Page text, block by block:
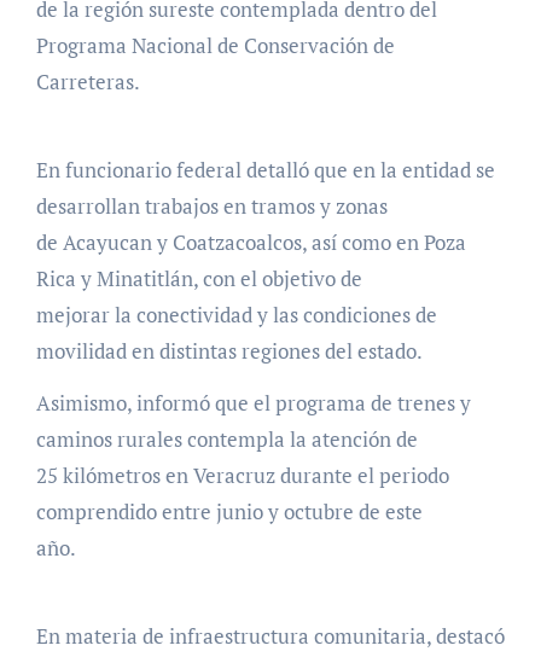
de la región sureste contemplada dentro del
Programa Nacional de Conservación de
Carreteras.
En funcionario federal detalló que en la entidad se
desarrollan trabajos en tramos y zonas
de Acayucan y Coatzacoalcos, así como en Poza
Rica y Minatitlán, con el objetivo de
mejorar la conectividad y las condiciones de
movilidad en distintas regiones del estado.
Asimismo, informó que el programa de trenes y
caminos rurales contempla la atención de
25 kilómetros en Veracruz durante el periodo
comprendido entre junio y octubre de este
año.
En materia de infraestructura comunitaria, destacó